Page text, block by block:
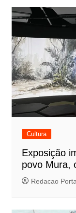
Cultura
Exposição
povo Mura,
Redacao